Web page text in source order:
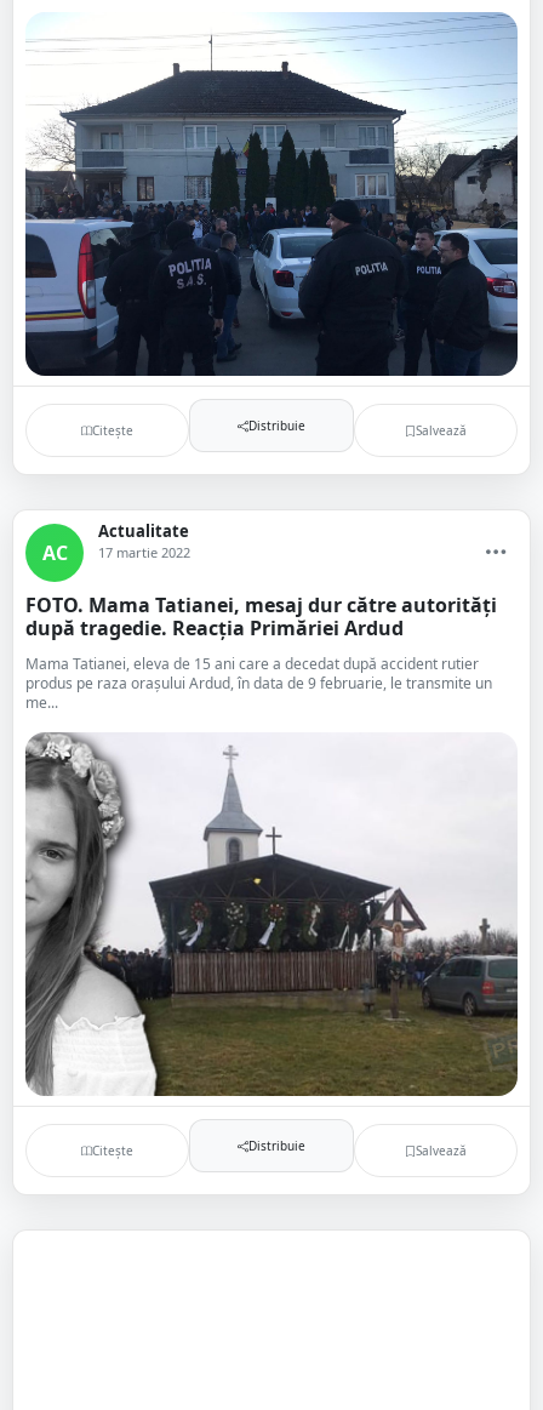
Citește Distribuie Salvează
AC
Actualitate
17 martie 2022
FOTO. Mama Tatianei, mesaj dur către autorități
după tragedie. Reacția Primăriei Ardud
Mama Tatianei, eleva de 15 ani care a decedat după accident rutier
produs pe raza orașului Ardud, în data de 9 februarie, le transmite un
me...
Citește Distribuie Salvează